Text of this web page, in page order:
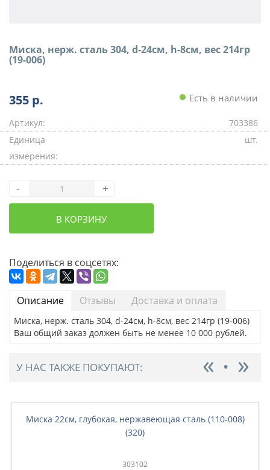
Миска, нерж. сталь 304, d-24см, h-8см, вес 214гр
(19-006)
355 р. Есть в наличии
Артикул:
703386
Единица
измерения:
шт.
- +
В КОРЗИНУ
Поделиться в соцсетях:
Описание Отзывы Доставка и оплата
Миска, нерж. сталь 304, d-24см, h-8см, вес 214гр (19-006)
Ваш общий заказ должен быть не менее 10 000 рублей.
У НАС ТАКЖЕ ПОКУПАЮТ:
Миска 22см, глубокая, нержавеющая сталь (110-008)
(320)
303102